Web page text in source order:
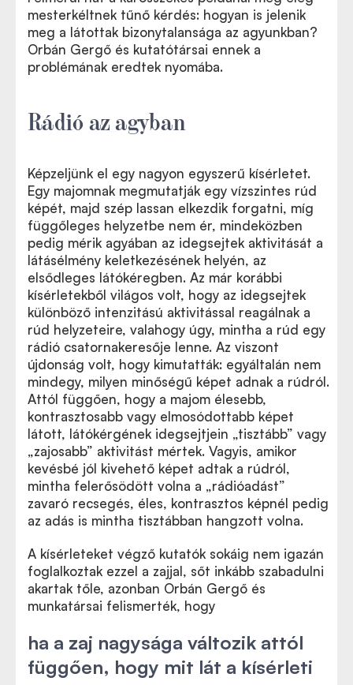
mesterkéltnek tűnő kérdés: hogyan is jelenik
meg a látottak bizonytalansága az agyunkban?
Orbán Gergő és kutatótársai ennek a
problémának eredtek nyomába.
Rádióaz agyban
Képzeljünk el egy nagyon egyszerű kísérletet.
Egy majomnak megmutatják egy vízszintes rúd
képét, majd szép lassan elkezdik forgatni, míg
függőleges helyzetbe nem ér, mindeközben
pedig mérik agyában az idegsejtek aktivitását a
látásélmény keletkezésének helyén, az
elsődleges látókéregben. Az már korábbi
kísérletekből világos volt, hogy az idegsejtek
különböző intenzitású aktivitással reagálnak a
rúd helyzeteire, valahogy úgy, mintha a rúd egy
rádió csatornakeresője lenne. Az viszont
újdonság volt, hogy kimutatták: egyáltalán nem
mindegy, milyen minőségű képet adnak a rúdról.
Attól függően, hogy a majom élesebb,
kontrasztosabb vagy elmosódottabb képet
látott, látókérgének idegsejtjein „tisztább” vagy
„zajosabb” aktivitást mértek. Vagyis, amikor
kevésbé jól kivehető képet adtak a rúdról,
mintha felerősödött volna a „rádióadást”
zavaró recsegés, éles, kontrasztos képnél pedig
az adás is mintha tisztábban hangzott volna.
A kísérleteket végző kutatók sokáig nem igazán
foglalkoztak ezzel a zajjal, sőt inkább szabadulni
akartak tőle, azonban Orbán Gergő és
munkatársai felismerték, hogy
ha a zaj nagysága változik attól
függően, hogy mit lát a kísérleti